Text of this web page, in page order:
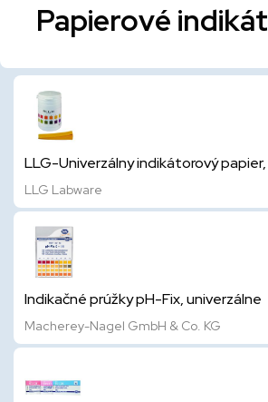
Papierové
LLG-Univerzálny indikátorový
LLG Labware
Indikačné prúžky pH-Fix, univerzálne
Macherey-Nagel GmbH & Co. KG